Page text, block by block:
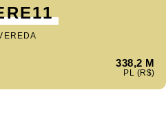
338,2 M